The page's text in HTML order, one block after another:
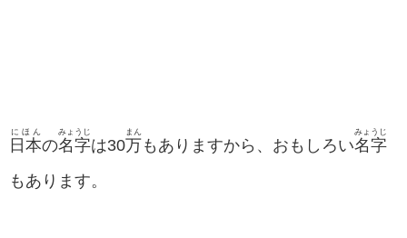
日本
にほん
の名字
みょうじ
は30万
まん
もありますから、おもしろい名字
みょうじ
もあります。